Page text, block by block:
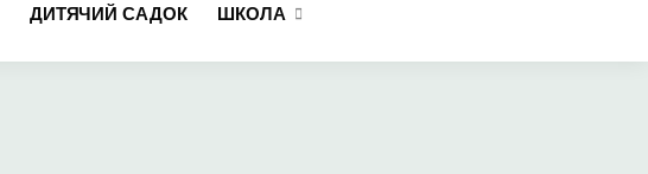
ДИТЯЧИЙ САДОК ШКОЛА